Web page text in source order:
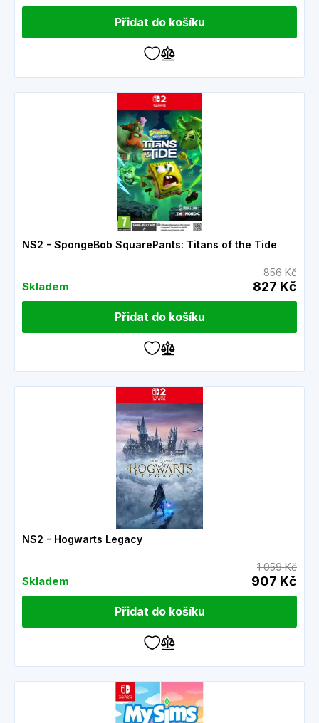
Přidat do košíku
NS2 - SpongeBob SquarePants: Titans of the Tide
Skladem
856 Kč
827 Kč
Přidat do košíku
NS2 - Hogwarts Legacy
Skladem
1 059 Kč
907 Kč
Přidat do košíku